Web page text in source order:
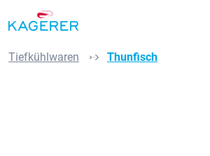
springen
Tiefkühlwaren Thunfisch